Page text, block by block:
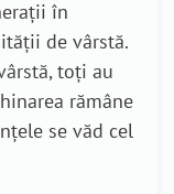
în
de vârstă.
toți au
rămâne
se văd cel